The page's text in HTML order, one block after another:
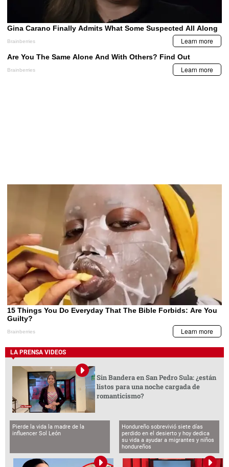
LA PRENSA VIDEOS
Sin Bandera en San Pedro Sula: ¿están
listos para una noche cargada de
romanticismo?
Pierde la vida la madre de la
influencer Sol León
Hondureño sobrevivió siete días
perdido en el desierto y hoy dedica
su vida a ayudar a migrantes y niños
hondureños